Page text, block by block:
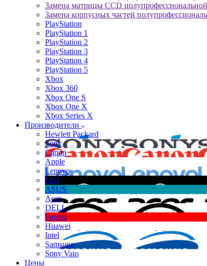
Замена матрицы CCD
Замена корпусных частей
PlayStation
PlayStation 1
PlayStation 2
PlayStation 3
PlayStation 4
PlayStation 5
Xbox
Xbox 360
Xbox One S
Xbox One X
Xbox Series X
Производители
Hewlett Packard
Sony
Canon
Apple
Lenovo
MSI
ASUS
Acer
DELL
Fujitsu
Huawei
Intel
Samsung
Sony Vaio
Цены